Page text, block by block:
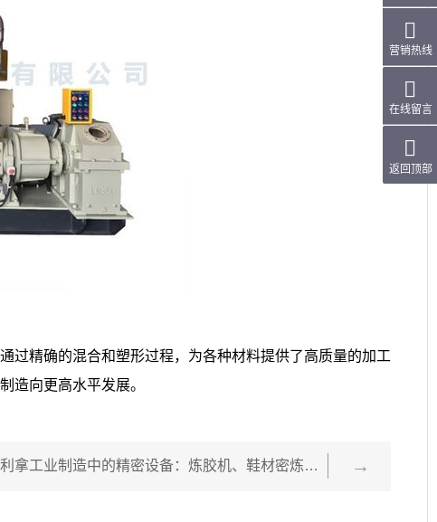
过精确的混合和塑形过程，为各种材料提供了高质量的加工
造向更高水平发展。
下一篇：
浙江利拿工业制造中的精密设备：炼胶机、鞋材密炼机与液压翻转式密炼机的高效应用